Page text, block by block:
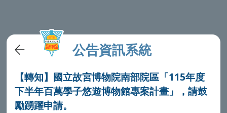
公告資訊系統
【轉知】國立故宮博物院南部院區「115年度
下半年百萬學子悠遊博物館專案計畫」，請鼓
勵踴躍申請。